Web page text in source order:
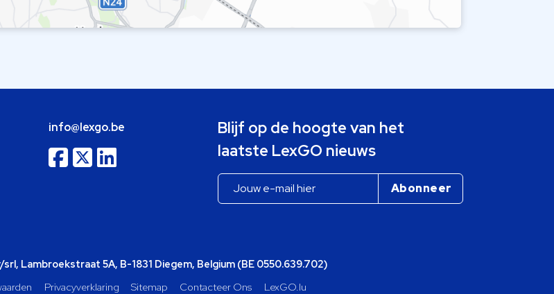
info@lexgo.be
Blijf op de hoogte van het
laatste LexGO nieuws
Lambroekstraat 5A, B-1831 Diegem, Belgium (BE 0550.639.702)
Privacyverklaring Sitemap Contacteer Ons LexGO.lu